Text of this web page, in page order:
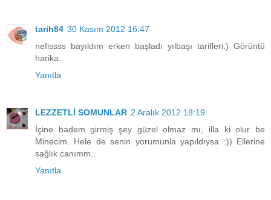
tarih84 30 Kasım 2012 16:47
nefissss bayıldım erken başladı yılbaşı tarifleri:) Görüntü
harika.
Yanıtla
LEZZETLİ SOMUNLAR 2 Aralık 2012 18:19
İçine badem girmiş şey güzel olmaz mı, illa ki olur be
Minecim. Hele de senin yorumunla yapıldıysa :)) Ellerine
sağlık canımm..
Yanıtla